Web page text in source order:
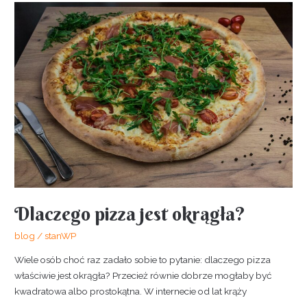
Dlaczego pizza jest okrągła?
blog /stanWP
Wiele osób choć raz zadało sobie to pytanie: dlaczego pizza
właściwie jest okrągła? Przecież równie dobrze mogłaby być
kwadratowa albo prostokątna. W internecie od lat krąży
Dlaczego
pizza
jest
okrągła?